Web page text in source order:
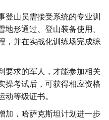
登山员需接受系统的专业训
形通过、登山装备使用、
，并在实战化训练场完成综
要求的军人，才能参加相关
操考试后，可获得相应资格
等级证书。
加，哈萨克斯坦计划进一步